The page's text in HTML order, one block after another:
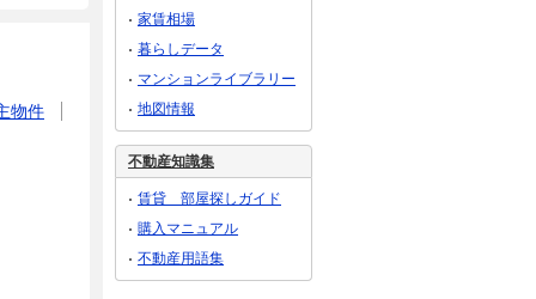
物件
家賃相場
暮らしデータ
マンションライブラリー
地図情報
不動産知識集
賃貸 部屋探しガイド
購入マニュアル
不動産用語集